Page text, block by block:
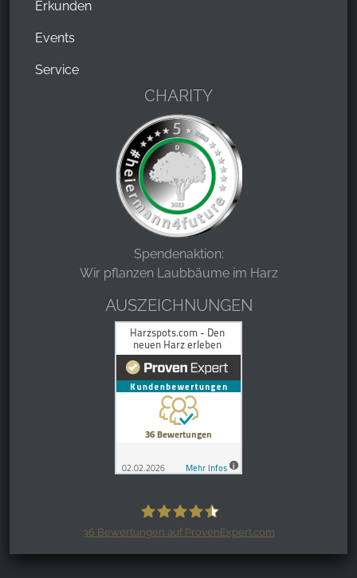
Erkunden
Events
Service
CHARITY
Spendenaktion:
Wir pflanzen Laubbäume im Harz
AUSZEICHNUNGEN
36 Bewertungen auf ProvenExpert.com